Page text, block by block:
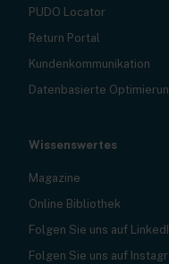
PUDO Locator
Return Portal
Kundenkommunikation
Datenbasierte
Wissenswertes
Magazine
Online Bibliothek
Folgen Sie uns auf
Folgen Sie uns auf